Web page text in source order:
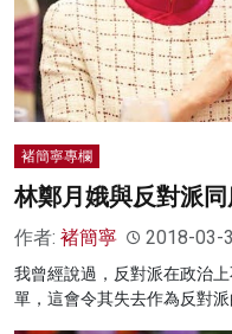
褚簡寧專欄
林鄭月娥與反對派
作者: 褚簡寧 2018-03-
我曾經說過，反對派在政治
單，這會令其失去作為反對